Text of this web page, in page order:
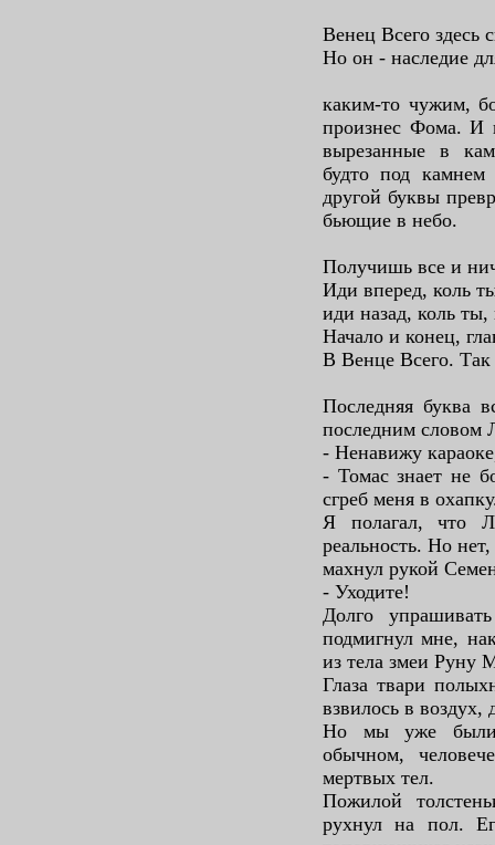
Венец Всего здесь
Но он - наследие
каким-то чужим,
произнес Фома. И
вырезанные в
будто под
другой буквы
бьющие в небо.
Получишь все и
Иди вперед, коль
иди назад, коль
Начало и конец,
В Венце Всего. Так
Последняя буква
последним словом
- Ненавижу
- Томас знает не
сгреб меня в
Я полагал, что
реальность. Но
махнул рукой
- Уходите!
Долго
подмигнул мне,
из тела змеи Руну
Глаза твари
взвилось в воздух,
Но мы уже были
обычном,
мертвых тел.
Пожилой
рухнул на пол.